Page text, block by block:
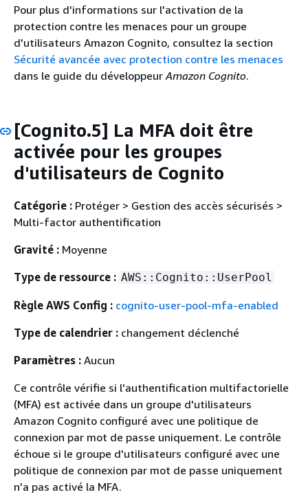
Pour plus d'informations sur l'activation de la
protection contre les menaces pour un groupe
d'utilisateurs Amazon Cognito, consultez la section
Sécurité avancée avec protection contre les menaces
dans le guide du développeurAmazon Cognito.
[Cognito.5] La MFA doit être
activée pour les groupes
d'utilisateurs de Cognito
Catégorie : Protéger > Gestion des accès sécurisés >
Multi-factor authentification
Gravité : Moyenne
Type de ressource : AWS::Cognito::UserPool
Règle AWS Config : cognito-user-pool-mfa-enabled
Type de calendrier : changement déclenché
Paramètres : Aucun
Ce contrôle vérifie si l'authentification multifactorielle
(MFA) est activée dans un groupe d'utilisateurs
Amazon Cognito configuré avec une politique de
connexion par mot de passe uniquement. Le contrôle
échoue si le groupe d'utilisateurs configuré avec une
politique de connexion par mot de passe uniquement
n'a pas activé la MFA.